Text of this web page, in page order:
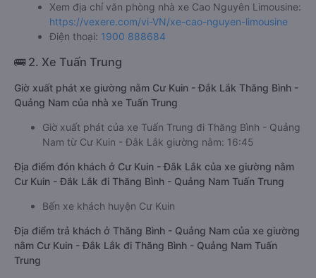
Xem địa chỉ văn phòng nhà xe Cao Nguyên Limousine:
https://vexere.com/vi-VN/xe-cao-nguyen-limousine
Điện thoại: 1900 888684
🚌 2. Xe Tuấn Trung
Giờ xuất phát xe giường nằm Cư Kuin - Đắk Lắk Thăng Bình -
Quảng Nam của nhà xe Tuấn Trung
Giờ xuất phát của xe Tuấn Trung đi Thăng Bình - Quảng
Nam từ Cư Kuin - Đắk Lắk giường nằm: 16:45
Địa điểm đón khách ở Cư Kuin - Đắk Lắk của xe giường nằm
Cư Kuin - Đắk Lắk đi Thăng Bình - Quảng Nam Tuấn Trung
Bến xe khách huyện Cư Kuin
Địa điểm trả khách ở Thăng Bình - Quảng Nam của xe giường
nằm Cư Kuin - Đắk Lắk đi Thăng Bình - Quảng Nam Tuấn
Trung